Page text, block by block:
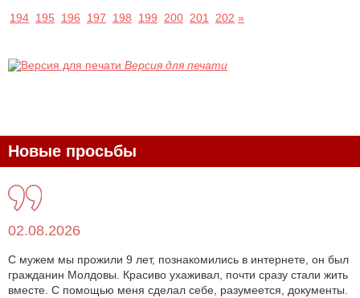
194 195 196 197 198 199 200 201 202 »
Версия для печати
Новые просьбы
02.08.2026
С мужем мы прожили 9 лет, познакомились в интернете, он был
гражданин Молдовы. Красиво ухаживал, почти сразу стали жить
вместе. С помощью меня сделал себе, разумеется, документы.